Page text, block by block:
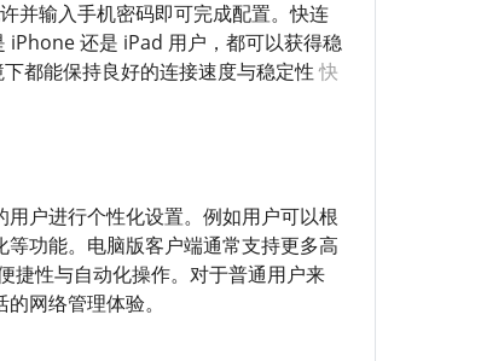
并输入手机密码即可完成配置。快连
iPhone 还是 iPad 用户，都可以获得稳
都能保持良好的连接速度与稳定性快
户进行个性化设置。例如用户可以根
功能。电脑版客户端通常支持更多高
捷性与自动化操作。对于普通用户来
网络管理体验。